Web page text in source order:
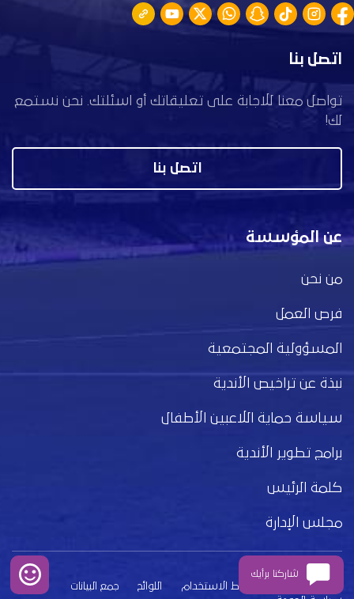
اتصل بنا
تواصل معنا للاجابة على تعليقاتك أو اسئلتك. نحن نستمع
لك!
اتصل بنا
عن المؤسسة
من نحن
فرص العمل
المسؤولية المجتمعية
نبذة عن تراخيص الأندية
سياسة حماية اللاعبين الأطفال
برامج تطوير الأندية
كلمة الرئيس
مجلس الإدارة
بيان الخصوصية شروط الاستخدام اللوائح
جمع البيانات
شاركنا برأيك